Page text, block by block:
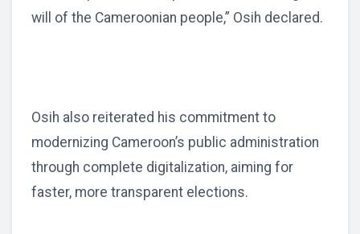
will of the Cameroonian people,” Osih declared.
Osih also reiterated his commitment to
modernizing Cameroon’s public administration
through complete digitalization, aiming for
faster, more transparent elections.